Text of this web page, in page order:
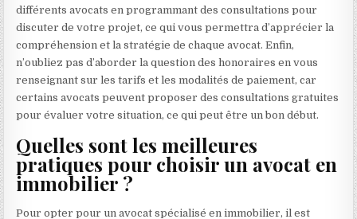
différents avocats en programmant des consultations pour
discuter de votre projet, ce qui vous permettra d’apprécier la
compréhension et la stratégie de chaque avocat. Enfin,
n’oubliez pas d’aborder la question des honoraires en vous
renseignant sur les tarifs et les modalités de paiement, car
certains avocats peuvent proposer des consultations gratuites
pour évaluer votre situation, ce qui peut être un bon début.
Quelles sont les meilleures
pratiques pour choisir un avocat en
immobilier ?
Pour opter pour un avocat spécialisé en immobilier, il est